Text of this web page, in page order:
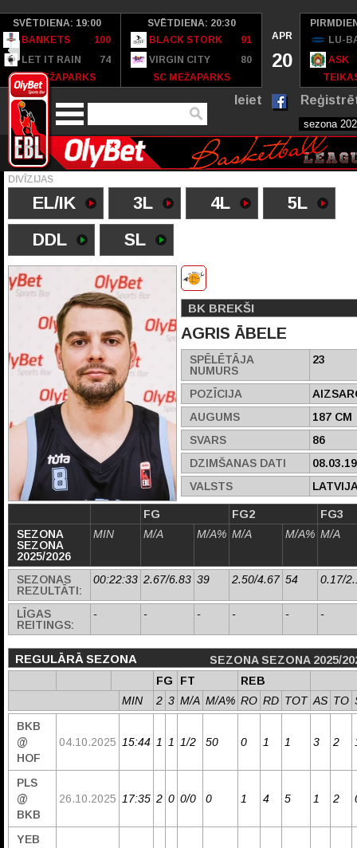
SVĒTDIENA: 19:00
BANKETS
100
LET IT RAIN
74
SC MEŽAPARKS
SVĒTDIENA: 20:30
BLACK STORK
91
VIRGIN CITY
80
SC MEŽAPARKS
APR
20
LU-
ASK
Ieiet
DIVĪZIJAS
EL/IK 3L 4L
5L
DDL
SL
BK BREKŠI
AGRIS ĀBELE
SPĒLĒTĀJA
NUMURS
23
POZĪCIJA
AUGUMS
187 CM
SVARS
86
DZIMŠANAS DATI
VALSTS
FG FG2
FG3
SEZONA
SEZONA
2025/2026
MIN M/A M/A% M/A M/A% M/A
SEZONAS
REZULTĀTI:
00:22:33 2.67/6.83 39 2.50/4.67 54 0.17/
LĪGAS
REITINGS:
- - - - - -
REGULĀRĀ SEZONA
SEZONA SEZONA 2025/
FG
FT
REB
MIN
2 3 M/A M/A% RO RD TOT AS TO
BKB
@
HOF
04.10.2025 15:44 1 1 1/2 50 0 1 1 3 2
PLS
@
BKB
26.10.2025 17:35 2 0 0/0 0 1 4 5 1 2
YEB